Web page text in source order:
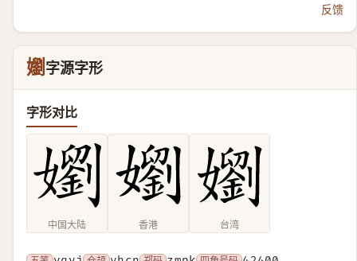
反馈
嬼 字源字形
字形对比
中国大陆 香港 台湾